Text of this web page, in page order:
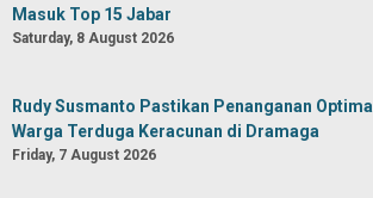
Masuk Top 15 Jabar
Saturday, 8 August 2026
Rudy Susmanto Pastikan Penanganan Optimal
Warga Terduga Keracunan di Dramaga
Friday, 7 August 2026